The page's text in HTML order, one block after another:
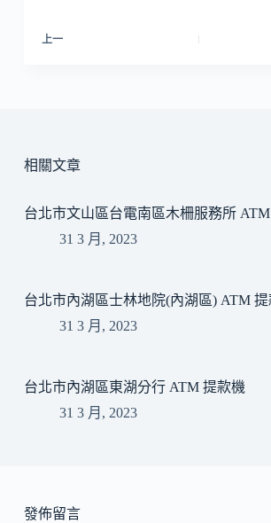
上一
相關文章
台北市文山區台電南區木柵服務所
31 3 月, 2023
台北市內湖區士林地院(內湖區) ATM 提
31 3 月, 2023
台北市內湖區東湖分行 ATM 提款機
31 3 月, 2023
發佈留言